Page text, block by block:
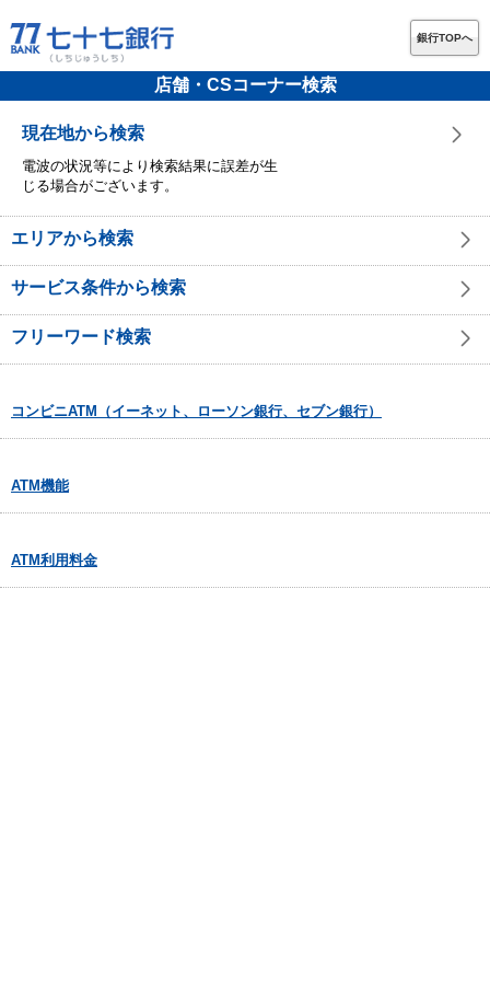
銀行TOPへ
店舗・CSコーナー検索
現在地から検索
電波の状況等により検索結果に誤差が生
じる場合がございます。
エリアから検索
サービス条件から検索
フリーワード検索
コンビニATM（イーネット、ローソン銀行、セブン銀行）
ATM機能
ATM利用料金